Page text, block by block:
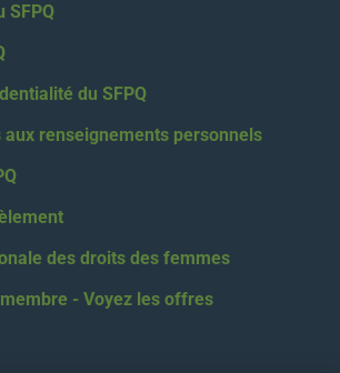
SFPQ
du SFPQ
aux renseignements personnels
des droits des femmes
- Voyez les offres